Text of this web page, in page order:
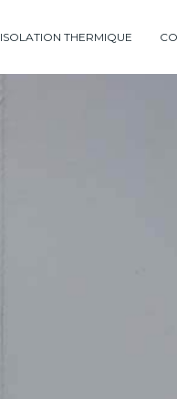
ISOLATION THERMIQUE